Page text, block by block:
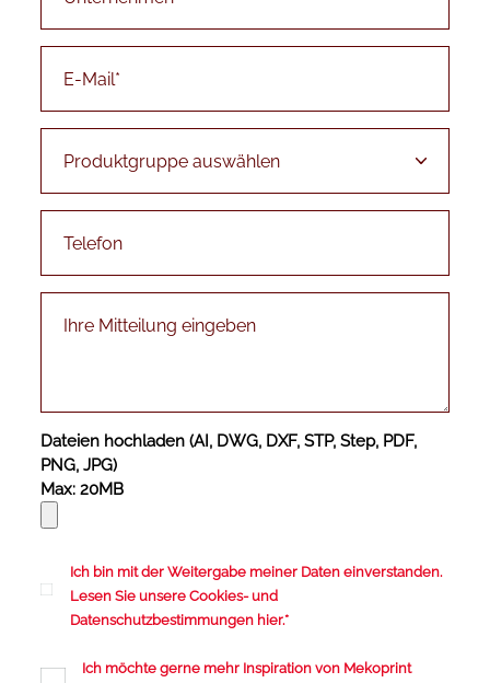
Dateien hochladen (AI, DWG, DXF, STP, Step, PDF,
PNG, JPG)
Max: 20MB
Ich bin mit der Weitergabe meiner Daten einverstanden.
Lesen Sie unsere Cookies- und
Datenschutzbestimmungenhier.*
Ich möchte gerne mehr Inspiration von Mekoprint